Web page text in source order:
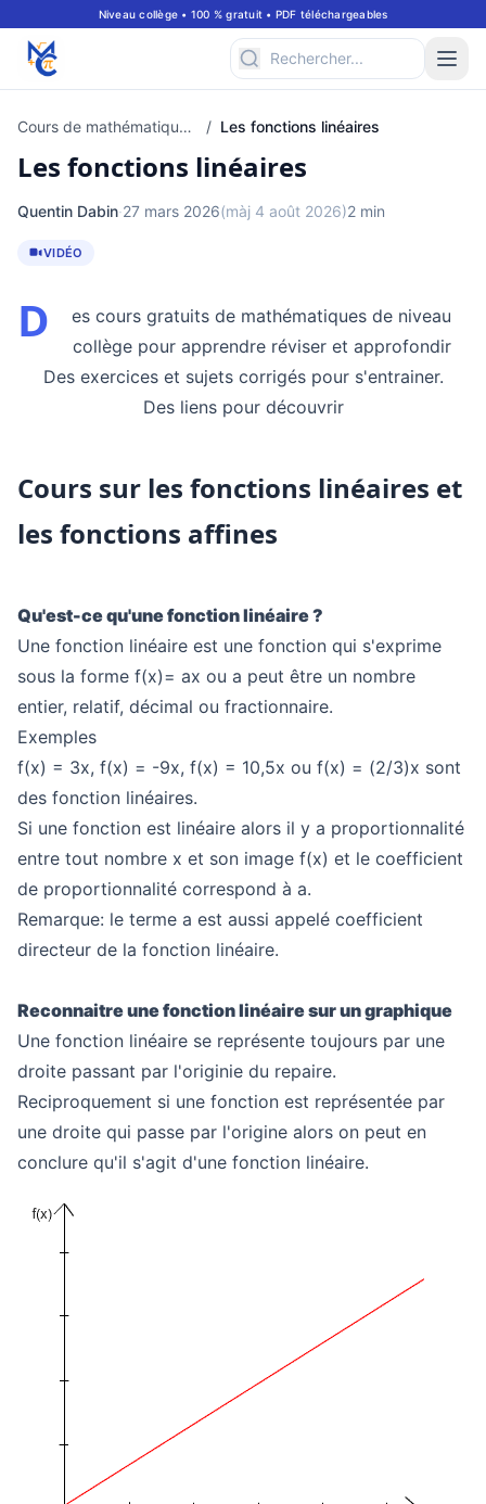
Niveau collège • 100 % gratuit • PDF téléchargeables
Cours de mathématiques à consulter en ligne pour classe de 3ème / Les fonctions linéaires
Les fonctions linéaires
Quentin Dabin·27 mars 2026(màj 4 août 2026)2 min
VIDÉO
D
es cours gratuits de mathématiques de niveau
collège pour apprendre réviser et approfondir
Des exercices et sujets corrigés pour s'entrainer.
Des liens pour découvrir
Cours sur les fonctions linéaires et
les fonctions affines
Qu'est-ce qu'une fonction linéaire ?
Une fonction linéaire est une fonction qui s'exprime
sous la forme f(x)= ax ou a peut être un nombre
entier, relatif, décimal ou fractionnaire.
Exemples
f(x) = 3x, f(x) = -9x, f(x) = 10,5x ou f(x) = (2/3)x sont
des fonction linéaires.
Si une fonction est linéaire alors il y a proportionnalité
entre tout nombre x et son image f(x) et le coefficient
de proportionnalité correspond à a.
Remarque: le terme a est aussi appelé coefficient
directeur de la fonction linéaire.
Reconnaitre une fonction linéaire sur un graphique
Une fonction linéaire se représente toujours par une
droite passant par l'originie du repaire.
Reciproquement si une fonction est représentée par
une droite qui passe par l'origine alors on peut en
conclure qu'il s'agit d'une fonction linéaire.